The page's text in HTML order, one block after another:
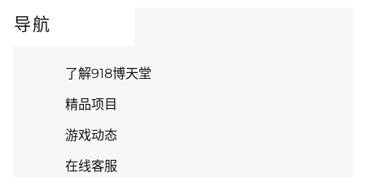
导航
了解918博天堂
精品项目
游戏动态
在线客服